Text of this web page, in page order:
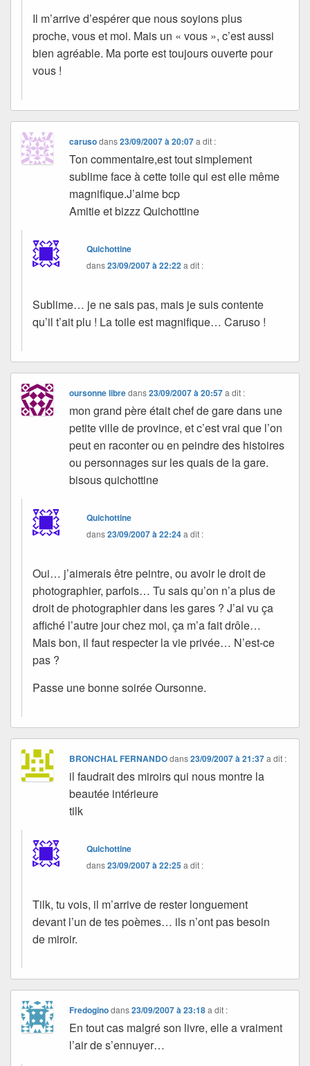
Il m’arrive d’espérer que nous soyions plus
proche, vous et moi. Mais un « vous », c’est aussi
bien agréable. Ma porte est toujours ouverte pour
vous !
carusodans23/09/2007 à 20:07 a dit :
Ton commentaire,est tout simplement
sublime face à cette toile qui est elle même
magnifique.J’aime bcp
Amitie et bizzz Quichottine
Quichottine
dans23/09/2007 à 22:22a dit :
Sublime… je ne sais pas, mais je suis contente
qu’il t’ait plu ! La toile est magnifique… Caruso !
oursonne libredans23/09/2007 à 20:57 a dit :
mon grand père était chef de gare dans une
petite ville de province, et c’est vrai que l’on
peut en raconter ou en peindre des histoires
ou personnages sur les quais de la gare.
bisous quichottine
Quichottine
dans23/09/2007 à 22:24a dit :
Oui… j’aimerais être peintre, ou avoir le droit de
photographier, parfois… Tu sais qu’on n’a plus de
droit de photographier dans les gares ? J’ai vu ça
affiché l’autre jour chez moi, ça m’a fait drôle…
Mais bon, il faut respecter la vie privée… N’est-ce
pas ?
Passe une bonne soirée Oursonne.
BRONCHAL FERNANDOdans23/09/2007 à 21:37 a dit :
il faudrait des miroirs qui nous montre la
beautée intérieure
tilk
Quichottine
dans23/09/2007 à 22:25a dit :
Tilk, tu vois, il m’arrive de rester longuement
devant l’un de tes poèmes… ils n’ont pas besoin
de miroir.
Fredoginodans23/09/2007 à 23:18 a dit :
En tout cas malgré son livre, elle a vraiment
l’air de s’ennuyer…